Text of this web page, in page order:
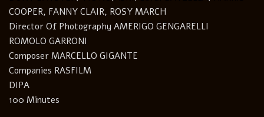
COOPER, FANNY CLAIR, ROSY MARCH
Director Of Photography AMERIGO GENGARELLI
ROMOLO GARRONI
Composer MARCELLO GIGANTE
Companies RASFILM
DIPA
100 Minutes